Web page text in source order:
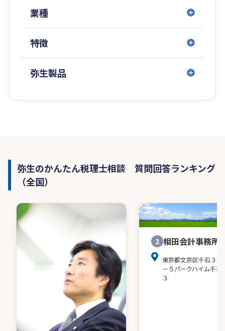
業種
特徴
弥生製品
弥生のかんたん税理士相談 質問回答ランキング
（全国）
2 相田会計事務所
東京都文京区千石３－
－５パークハイム千石
３